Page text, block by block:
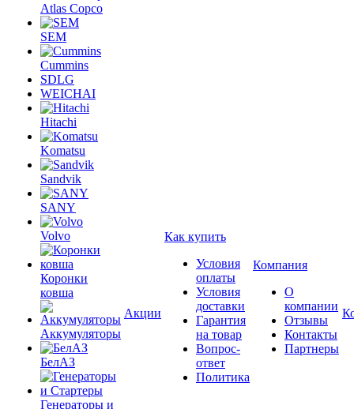
Atlas Copco
SEM
Cummins
SDLG
WEICHAI
Hitachi
Komatsu
Sandvik
SANY
Volvo
Коронки
ковша
Аккумуляторы
БелАЗ
Генераторы и
Акции
Как купить
Условия
оплаты
Условия
доставки
Гарантия
на товар
Вопрос-
ответ
Политика
Компания
О
компании
Отзывы
Контакты
Партнеры